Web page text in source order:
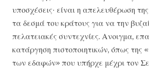
υποσχέσεις· είναι η απελευθέρωση
τα δεσμά του κράτους για να την
πελατειακές συντεχνίες. Ανοιγμα,
κατάργηση πιστοποιητικών, όπως της
των εδαφών» που υπήρχε μέχρι τον